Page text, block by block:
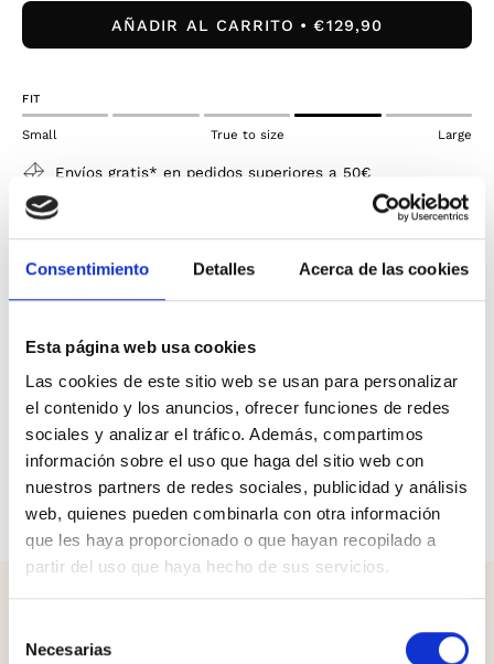
Consentimiento Detalles Acerca de las cookies
Esta página web usa cookies
Las cookies de este sitio web se usan para personalizar
el contenido y los anuncios, ofrecer funciones de redes
sociales y analizar el tráfico. Además, compartimos
información sobre el uso que haga del sitio web con
nuestros partners de redes sociales, publicidad y análisis
web, quienes pueden combinarla con otra información
que les haya proporcionado o que hayan recopilado a
partir del uso que haya hecho de sus servicios.
Necesarias
cantidad
AÑADIR AL CARRITO €129,90
FIT
Small True to size Large
Envíos gratis* en pedidos superiores a 50€
¡Pruébatelo y si necesitas un cambio tienes 30 días
Envíos y devoluciones
perfectas para corredores de pisada neutra que
quieren salir de lo tradicional. Con su pala de nylon air
mesh y suprellsoft y las aplicaciones impresas en 3D,
la plantilla anatómica extraíble de EVA antimpactos y
la entresuela de elastano EVA expandida estampada
con tecnología Blushield por toda la superficie del pie,
las Volo 2 son las zapatillas que necesitas.